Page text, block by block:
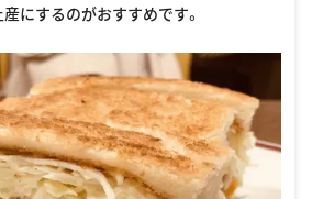
にするのがおすすめです。